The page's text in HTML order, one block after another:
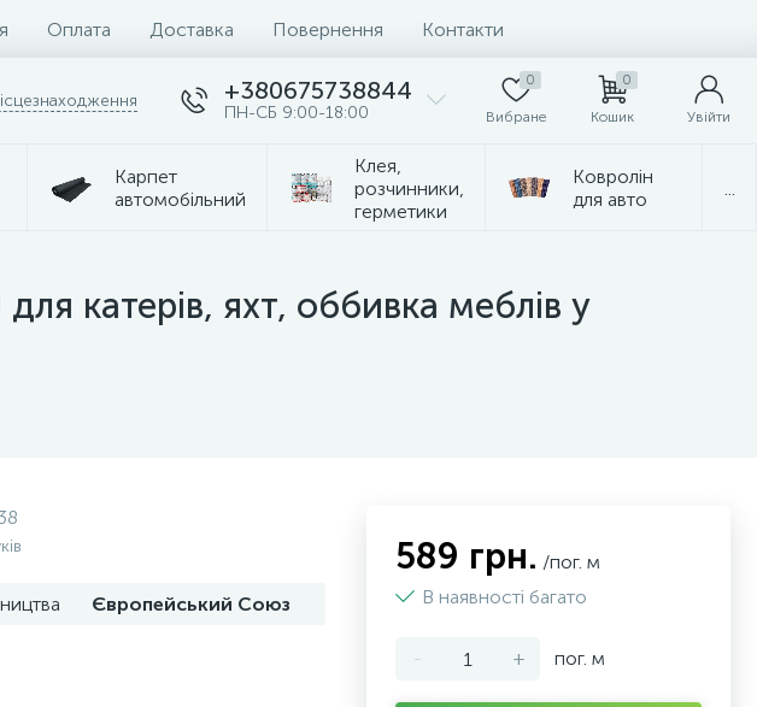
Оплата Доставка Повернення Контакти
+380675738844
ПН-СБ 9:00-18:00
0
Вибране
0
Кошик Увійти
Карпет
автомобільний
Клея,
розчинники,
герметики
Ковролін
для авто
катерів, яхт, оббивка меблів у
Європейський Союз
589 грн. /пог. м
В наявності багато
- + пог. м